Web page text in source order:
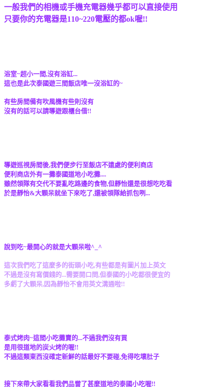
一般我們的相機或手機充電器幾乎都可以直接使用
只要你的充電器是110~220電壓的都ok喔!!
浴室~超小一間,沒有浴缸...
這也是此次泰國遊三間飯店唯一沒浴缸的~
有些房間備有吹風機有些則沒有
沒有的話可以請導遊跟櫃台借!!
導遊巡視房間後,我們便步行至飯店不遠處的便利商店
便利商店外有一攤泰國道地小吃攤....
雖然領隊有交代不要亂吃路邊的食物,但靜怡還是很想吃吃看
於是靜怡&大顆呆就坐下來吃了,還被領隊給抓包咧...
說到吃~最開心的就是大顆呆啦^_^
這次我們吃了這麼多的街頭小吃,有些都是有圖片加上英文
不過是沒有寫價錢的...需要開口問,但泰國的小吃都很便宜的
多虧了大顆呆,因為靜怡不會用英文溝通啦!!
泰式烤肉~這間小吃攤賣的...不過我們沒有買
是用很道地的炭火烤的喔!!
不過這類東西沒確定新鮮的話最好不要碰,免得吃壞肚子
接下來帶大家看看我們品嘗了甚麼道地的泰國小吃喔!!